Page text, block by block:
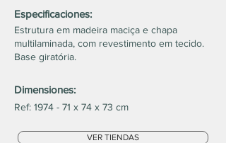
Especificaciones:
Estrutura em madeira maciça e chapa
multilaminada, com revestimento em tecido.
Base giratória.
Dimensiones:
Ref: 1974 - 71 x 74 x 73 cm
VER TIENDAS